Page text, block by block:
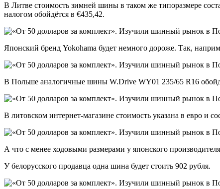
В Литве стоимость зимней шины в таком же типоразмере
налогом обойдётся в €435,42.
Японский бренд Yokohama будет немного дороже. Так,
В Польше аналогичные шины W.Drive WY01 235/65 R16
В литовском интернет-магазине стоимость указана в евро и
А что с менее ходовыми размерами у японского
У белорусского продавца одна шина будет стоить 902 рубля.